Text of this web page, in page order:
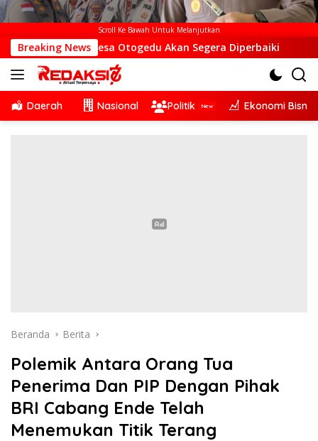
Scroll Ke Bawah Untuk Melanjutkan
Breaking News
di Desa Otogedu Akan Segera Diperbaiki Sinergi
Daerah Nasional Politik Ekonomi Bisnis
Beranda Berita
Polemik Antara Orang Tua
Penerima Dan PIP Dengan Pihak
BRI Cabang Ende Telah
Menemukan Titik Terang